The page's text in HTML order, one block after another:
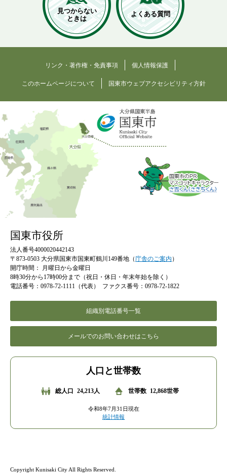
見つからない
ときは
よくある質問
リンク・著作権・免責事項 個人情報保護
このホームページについて 国東市ウェブアクセシビリティ方針
国東市役所
法人番号4000020442143
〒873-0503 大分県国東市国東町鶴川149番地（ 庁舎のご案内 ）
開庁時間：
月曜日から金曜日
8時30分から17時00分まで（祝日・休日・年末年始を除く）
電話番号：0978-72-1111（代表）
ファクス番号：0978-72-1822
組織別電話番号一覧
メールでのお問い合わせはこちら
人口と世帯数
総人口 24,213人 世帯数 12,868世帯
令和8年7月31日現在
統計情報
Copyright Kunisaki City All Rights Reserved.